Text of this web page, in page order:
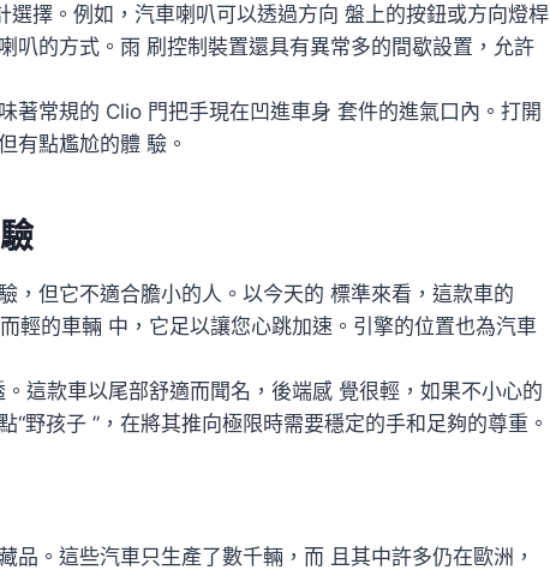
擇。例如，汽車喇叭可以透過方向 盤上的按鈕或方向燈桿
叭的方式。雨 刷控制裝置還具有異常多的間歇設置，允許
著常規的 Clio 門把手現在凹進車身 套件的進氣口內。打開
有點尷尬的體 驗。
，但它不適合膽小的人。以今天的 標準來看，這款車的
輕的車輛 中，它足以讓您心跳加速。引擎的位置也為汽車
這款車以尾部舒適而聞名，後端感 覺很輕，如果不小心的
野孩子 ”，在將其推向極限時需要穩定的手和足夠的尊重。
。這些汽車只生產了數千輛，而 且其中許多仍在歐洲，